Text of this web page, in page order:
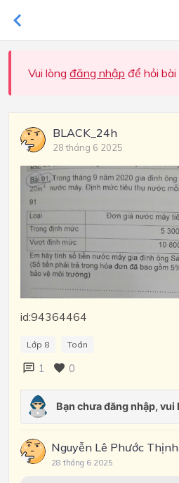
Vui lòng đăng nhập để hỏi bài
BLACK_24h
28 tháng 6 2025
id:94364464
Lớp 8 Toán
1 0
Nguyễn Lê Phước Thịnh
28 tháng 6 2025